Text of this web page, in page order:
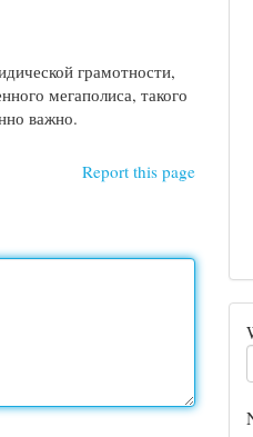
грамотности,
мегаполиса, такого
важно.
Report this page